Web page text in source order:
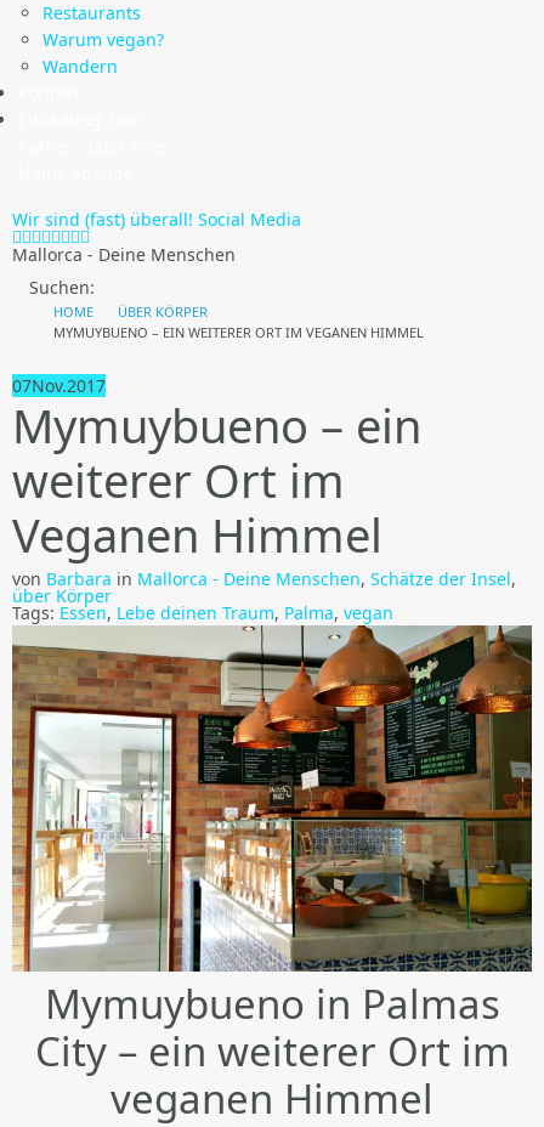
Restaurants
Warum vegan?
Wandern
Wir sind (fast) überall! Social Media
Mallorca - Deine Menschen
Suchen:
HOME
ÜBER KÖRPER
MYMUYBUENO – EIN WEITERER ORT IM VEGANEN HIMMEL
07Nov.2017
Mymuybueno – ein
weiterer Ort im
Veganen Himmel
von Barbara in Mallorca - Deine Menschen, Schätze der Insel,
über Körper
Tags: Essen, Lebe deinen Traum, Palma, vegan
Mymuybueno in Palmas
City – ein weiterer Ort im
veganen Himmel